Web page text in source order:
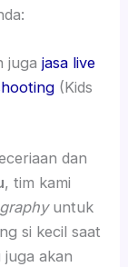
juga jasa live
(Kids
dan
, tim kami
untuk
si kecil saat
juga akan